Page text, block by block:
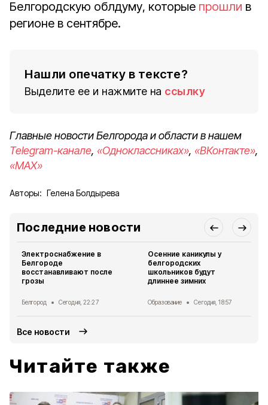
Белгородскую облдуму, которые прошли в
регионе в сентябре.
Нашли опечатку в тексте?
Выделите ее и нажмите на ссылку
Главные новости Белгорода и области в нашем
Telegram-канале, «Одноклассниках», «ВКонтакте»,
«MAX»
Авторы: Гелена Болдырева
Последние новости
Электроснабжение в
Белгороде
восстанавливают после
грозы
Белгород Сегодня, 22:27
Осенние каникулы у
белгородских
школьников будут
длиннее зимних
Образование Сегодня, 18:57
Все новости
Читайте также